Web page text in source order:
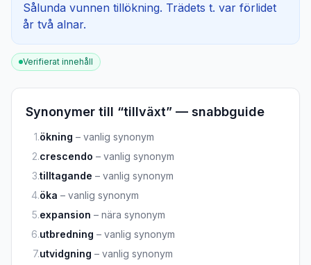
Sålunda vunnen tillökning. Trädets t. var förlidet
år två alnar.
Verifierat innehåll
Synonymer till “tillväxt” — snabbguide
1.ökning – vanlig synonym
2.crescendo – vanlig synonym
3.tilltagande – vanlig synonym
4.öka – vanlig synonym
5.expansion – nära synonym
6.utbredning – vanlig synonym
7.utvidgning – vanlig synonym